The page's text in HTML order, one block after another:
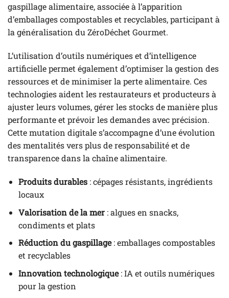
gaspillage alimentaire, associée à l’apparition
d’emballages compostables et recyclables, participant à
la généralisation du ZéroDéchet Gourmet.
L’utilisation d’outils numériques et d’intelligence
artificielle permet également d’optimiser la gestion des
ressources et de minimiser la perte alimentaire. Ces
technologies aident les restaurateurs et producteurs à
ajuster leurs volumes, gérer les stocks de manière plus
performante et prévoir les demandes avec précision.
Cette mutation digitale s’accompagne d’une évolution
des mentalités vers plus de responsabilité et de
transparence dans la chaîne alimentaire.
Produits durables: cépages résistants, ingrédients
locaux
Valorisation de la mer: algues en snacks,
condiments et plats
Réduction du gaspillage: emballages compostables
et recyclables
Innovation technologique: IA et outils numériques
pour la gestion